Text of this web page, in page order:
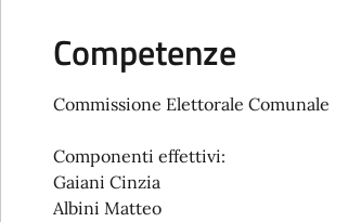
Competenze
Commissione Elettorale Comunale
Componenti effettivi:
Gaiani Cinzia
Albini Matteo